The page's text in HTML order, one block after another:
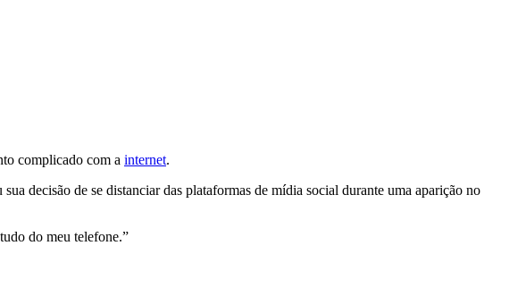
complicado com a internet.
decisão de se distanciar das plataformas de mídia social durante uma aparição no
do meu telefone.”